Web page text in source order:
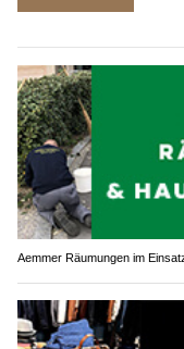
Aemmer Räumungen im